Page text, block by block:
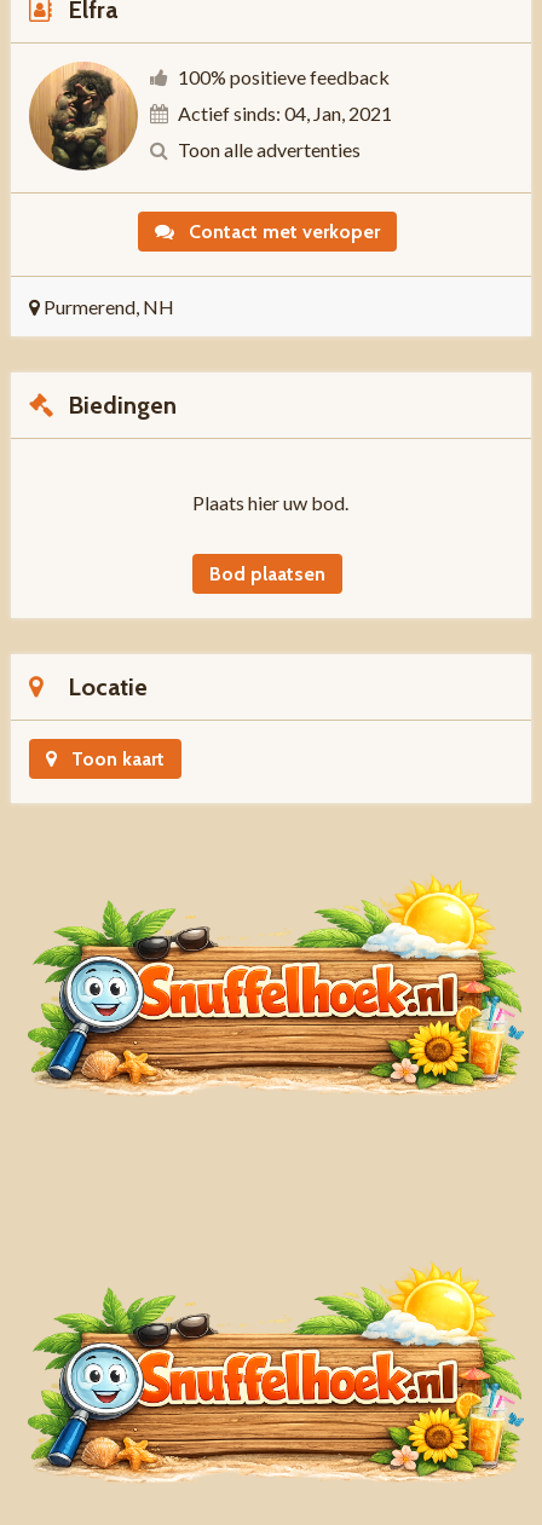
Elfra
100% positieve feedback
Actief sinds: 04, Jan, 2021
Toon alle advertenties
Contact met verkoper
Purmerend, NH
Biedingen
Plaats hier uw bod.
Bod plaatsen
Locatie
Toon kaart